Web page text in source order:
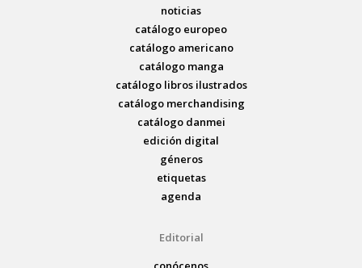
noticias
catálogo europeo
catálogo americano
catálogo manga
catálogo libros ilustrados
catálogo merchandising
catálogo danmei
edición digital
géneros
etiquetas
agenda
Editorial